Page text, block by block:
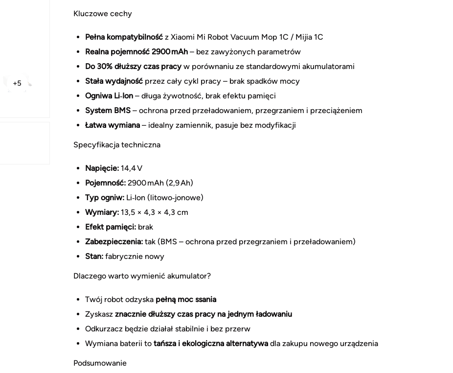
+5
Kluczowe cechy
Pełna kompatybilność z Xiaomi Mi Robot Vacuum Mop 1C / Mijia 1C
Realna pojemność 2900 mAh – bez zawyżonych parametrów
Do 30% dłuższy czas pracyw porównaniu ze standardowymi akumulatorami
Stała wydajność przez cały cykl pracy – brak spadków mocy
Ogniwa Li‑Ion – długa żywotność, brak efektu pamięci
System BMS – ochrona przed przeładowaniem, przegrzaniem i przeciążeniem
Łatwa wymiana – idealny zamiennik, pasuje bez modyfikacji
Specyfikacja techniczna
Napięcie: 14,4 V
Pojemność: 2900 mAh (2,9 Ah)
Typ ogniw: Li‑Ion (litowo‑jonowe)
Wymiary: 13,5 × 4,3 × 4,3 cm
Efekt pamięci: brak
Zabezpieczenia: tak (BMS – ochrona przed przegrzaniem i przeładowaniem)
Stan: fabrycznie nowy
Dlaczego warto wymienić akumulator?
Twój robot odzyska pełną moc ssania
Zyskasz znacznie dłuższy czas pracy na jednym ładowaniu
Odkurzacz będzie działał stabilnie i bez przerw
Wymiana baterii to tańsza i ekologiczna alternatywa dla zakupu nowego urządzenia
Podsumowanie